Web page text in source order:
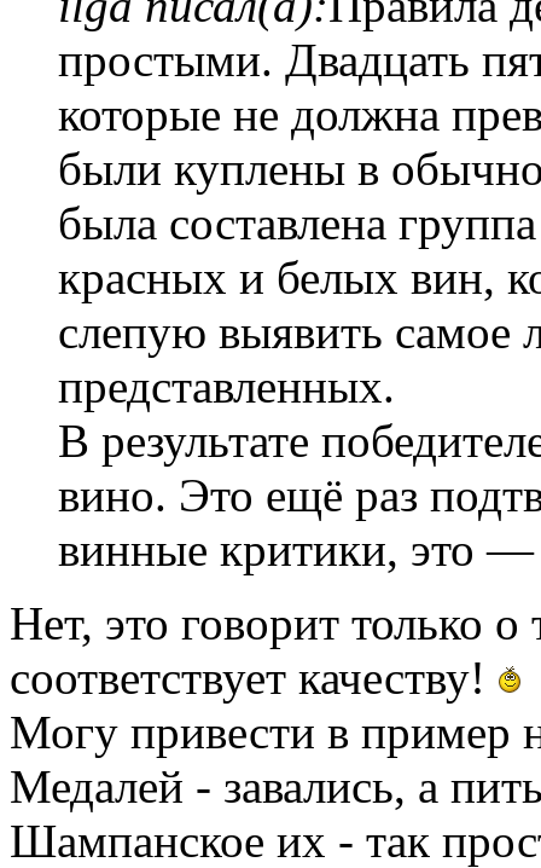
простыми. Двадцать
которые не должна
были куплены в
была составлена
красных и белых вин,
слепую выявить самое
представленных.
В результате
вино. Это ещё раз
винные критики, это
Нет, это говорит только о
соответствует качеству!
Могу привести в пример
Медалей - завались, а
Шампанское их - так